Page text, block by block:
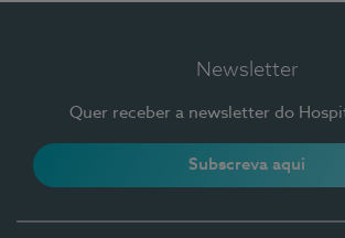
Newsletter
Quer receber a newsletter do
Subscreva aqui